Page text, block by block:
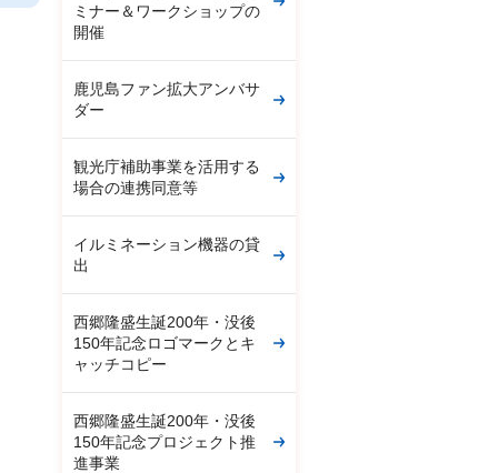
ミナー＆ワークショップの
開催
鹿児島ファン拡大アンバサ
ダー
観光庁補助事業を活用する
場合の連携同意等
イルミネーション機器の貸
出
西郷隆盛生誕200年・没後
150年記念ロゴマークとキ
ャッチコピー
西郷隆盛生誕200年・没後
150年記念プロジェクト推
進事業